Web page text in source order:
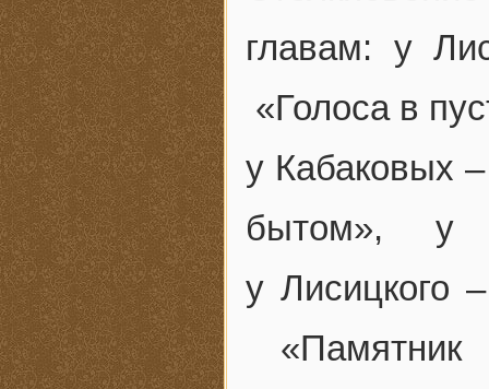
главам: у
«Голоса в
у Кабаковых
бытом», у
у Лисицкого
«Памятник